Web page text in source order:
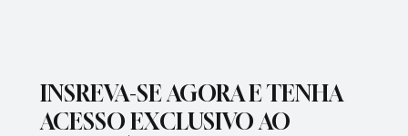
INSREVA-SE AGORA E TENHA
ACESSO EXCLUSIVO AO